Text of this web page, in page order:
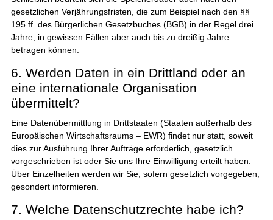
gesetzlichen Verjährungsfristen, die zum Beispiel nach den §§
195 ff. des Bürgerlichen Gesetzbuches (BGB) in der Regel drei
Jahre, in gewissen Fällen aber auch bis zu dreißig Jahre
betragen können.
6. Werden Daten in ein Drittland oder an
eine internationale Organisation
übermittelt?
Eine Datenübermittlung in Drittstaaten (Staaten außerhalb des
Europäischen Wirtschaftsraums – EWR) findet nur statt, soweit
dies zur Ausführung Ihrer Aufträge erforderlich, gesetzlich
vorgeschrieben ist oder Sie uns Ihre Einwilligung erteilt haben.
Über Einzelheiten werden wir Sie, sofern gesetzlich vorgegeben,
gesondert informieren.
7. Welche Datenschutzrechte habe ich?